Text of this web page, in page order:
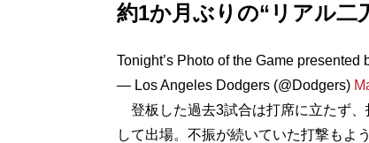
約1か月ぶりの“リアル二
Tonight’s Photo of the Game presented
— Los Angeles Dodgers (@Dodgers)
登板した過去3試合は打席に立たず、
して出場。不振が続いていた打撃もよ